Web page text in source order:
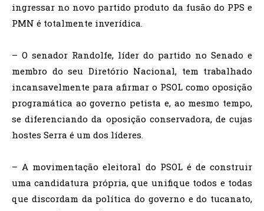
ingressar no novo partido produto da fusão do PPS e
PMN é totalmente inverídica.
– O senador Randolfe, líder do partido no Senado e
membro do seu Diretório Nacional, tem trabalhado
incansavelmente para afirmar o PSOL como oposição
programática ao governo petista e, ao mesmo tempo,
se diferenciando da oposição conservadora, de cujas
hostes Serra é um dos líderes.
– A movimentação eleitoral do PSOL é de construir
uma candidatura própria, que unifique todos e todas
que discordam da política do governo e do tucanato,